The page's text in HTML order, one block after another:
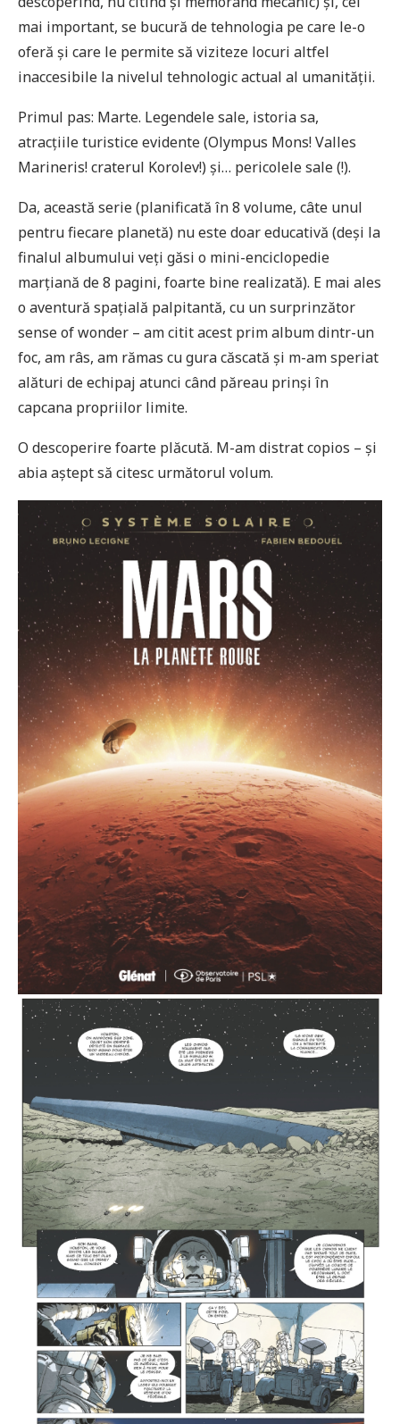
mai important, se bucură de tehnologia pe care le-o
oferă și care le permite să viziteze locuri altfel
inaccesibile la nivelul tehnologic actual al umanității.
Primul pas: Marte. Legendele sale, istoria sa,
atracțiile turistice evidente (Olympus Mons! Valles
Marineris! craterul Korolev!) și… pericolele sale (!).
Da, această serie (planificată în 8 volume, câte unul
pentru fiecare planetă) nu este doar educativă (deși la
finalul albumului veți găsi o mini-enciclopedie
marțiană de 8 pagini, foarte bine realizată). E mai ales
o aventură spațială palpitantă, cu un surprinzător
sense of wonder – am citit acest prim album dintr-un
foc, am râs, am rămas cu gura căscată și m-am speriat
alături de echipaj atunci când păreau prinși în
capcana propriilor limite.
O descoperire foarte plăcută. M-am distrat copios – și
abia aștept să citesc următorul volum.